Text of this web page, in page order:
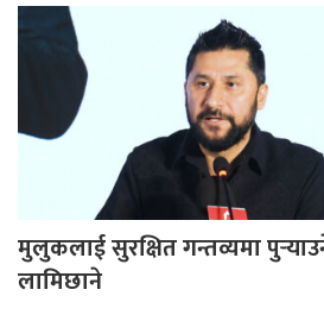
मुलुकलाई सुरक्षित गन्तव्यमा
लामिछाने